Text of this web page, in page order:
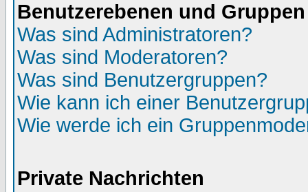
Benutzerebenen und Gruppen
Was sind Administratoren?
Was sind Moderatoren?
Was sind Benutzergruppen?
Wie kann ich einer
Wie werde ich ein
Private Nachrichten